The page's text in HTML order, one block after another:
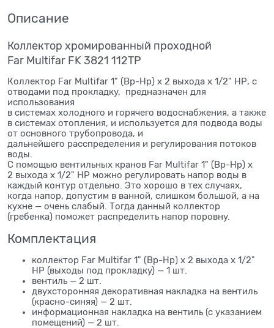
Описание
Коллектор хромированный проходной
Far Multifar FK 3821 112TP
Коллектор Far Multifar 1" (Вр-Нр) х 2 выхода х 1/2" НР, с
отводами под прокладку, предназначен для
использования
в системах холодного и горячего водоснабжения, а также
в системах отопления, и используется для подвода воды
от основного трубопровода, и
дальнейшего расспределения и регулирования потоков
воды.
С помощью вентильных кранов Far Multifar 1" (Вр-Нр) х
2 выхода х 1/2" НР можно регулировать напор воды в
каждый контур отдельно. Это хорошо в тех случаях,
когда напор, допустим в ванной, слишком большой, а на
кухне — очень слабый. Тогда данный коллектор
(гребенка) поможет распределить напор поровну.
Комплектация
коллектор Far Multifar 1" (Вр-Нр) х 2 выхода х 1/2"
НР (выходы под прокладку) — 1 шт.
вентиль — 2 шт.
двухсторонняя декоративная накладка на вентиль
(красно-синяя) — 2 шт.
информационная накладка на вентиль (с указанием
помещений) — 2 шт.